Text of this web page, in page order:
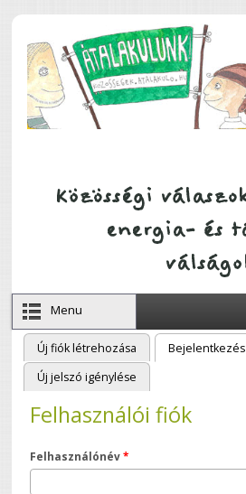
Menu
Elsődleges fülek
Új fiók létrehozása Bejelentkezés
Új jelszó igénylése
Felhasználói fiók
Felhasználónév*